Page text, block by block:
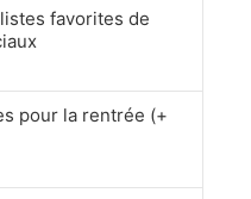
favorites de
pour la rentrée (+